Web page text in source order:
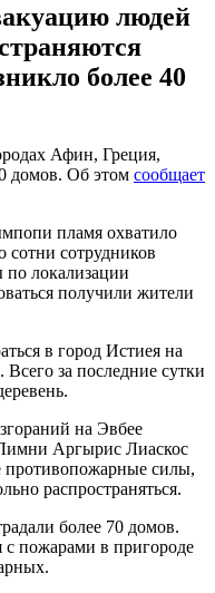
людей
более 40
Афин, Греция,
домов. Об этом сообщает
пламя охватило
сотни сотрудников
локализации
получили жители
в город Истиея на
Всего за последние сутки
на Эвбее
Аргырис Лиаскос
противопожарные силы,
распространяться.
более 70 домов.
с пожарами в пригороде